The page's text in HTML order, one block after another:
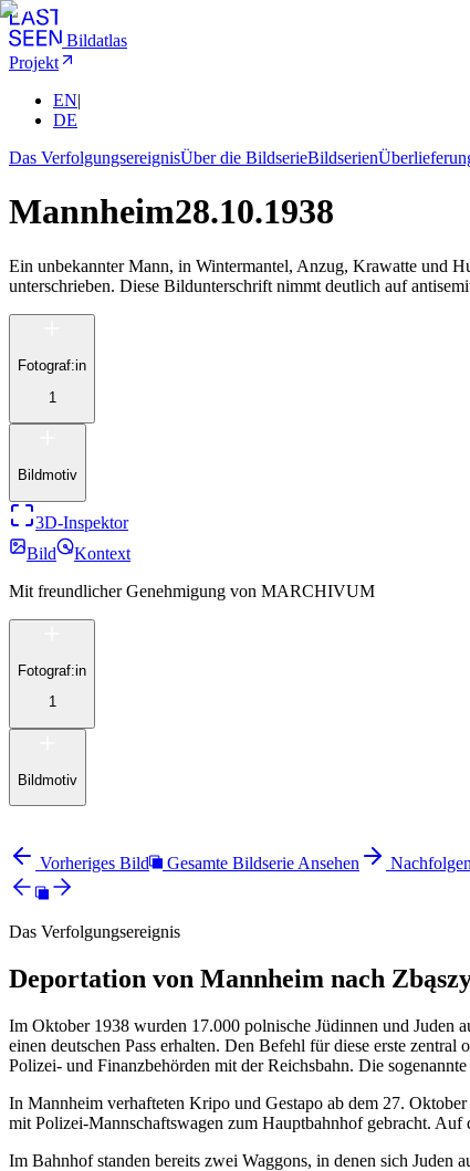
Bildatlas
Projekt
EN|
DE
Das VerfolgungsereignisÜber die BildserieBildserien
Mannheim28.10.1938
Ein unbekannter Mann, in Wintermantel, Anzug, Krawatte und
unterschrieben. Diese Bildunterschrift nimmt deutlich auf
Fotograf:in
1
Bildmotiv
3D-Inspektor
Bild
Kontext
Mit freundlicher Genehmigung von MARCHIVUM
Fotograf:in
1
Bildmotiv
Vorheriges Bild Gesamte Bildserie Ansehen
Das Verfolgungsereignis
Deportation von Mannheim nach
Im Oktober 1938 wurden 17.000 polnische Jüdinnen und Juden
einen deutschen Pass erhalten. Den Befehl für diese erste
Polizei- und Finanzbehörden mit der Reichsbahn. Die
In Mannheim verhafteten Kripo und Gestapo ab dem 27.
mit Polizei-Mannschaftswagen zum Hauptbahnhof gebracht.
Im Bahnhof standen bereits zwei Waggons, in denen sich Juden